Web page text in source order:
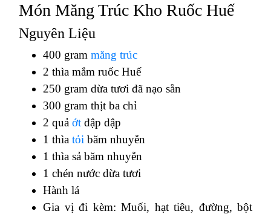
Món Măng Trúc Kho Ruốc Huế
Nguyên Liệu
400 gram măng trúc
2 thìa mắm ruốc Huế
250 gram dừa tươi đã nạo sẵn
300 gram thịt ba chỉ
2 quả ớt đập dập
1 thìa tỏi băm nhuyễn
1 thìa sả băm nhuyễn
1 chén nước dừa tươi
Hành lá
Gia vị đi kèm: Muối, hạt tiêu, đường, bột